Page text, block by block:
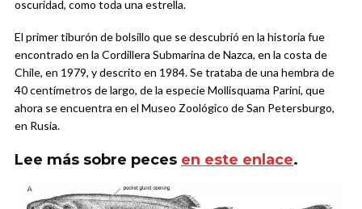
oscuridad, como toda una estrella.
El primer tiburón de bolsillo que se descubrió en la historia fue
encontrado en la Cordillera Submarina de Nazca, en la costa de
Chile, en 1979, y descrito en 1984. Se trataba de una hembra de
40 centímetros de largo, de la especie Mollisquama Parini, que
ahora se encuentra en el Museo Zoológico de San Petersburgo,
en Rusia.
Lee más sobre peces en este enlace.